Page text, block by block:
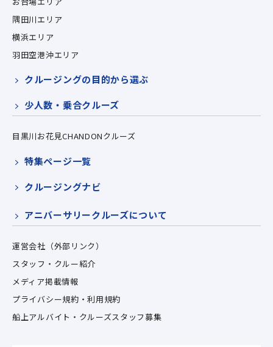
隅田川エリア
横浜エリア
羽田空港沖エリア
クルージングの目的から選ぶ
少人数・乗合クルーズ
目黒川お花見CHANDONクルーズ
特集ページ一覧
クルージングナビ
アニバーサリークルーズについて
運営会社（外部リンク）
スタッフ・クルー紹介
メディア掲載情報
プライバシー規約・利用規約
船上アルバイト・クルーズスタッフ募集